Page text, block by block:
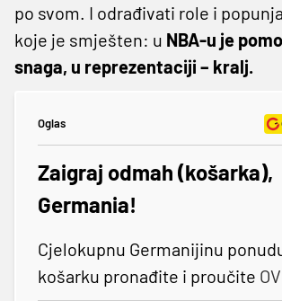
po svom. I odrađivati role i
koje je smješten: u NBA-u je
snaga, u reprezentaciji – kralj.
Oglas
Zaigraj odmah (košarka),
Germania!
Cjelokupnu Germanijinu
košarku pronađite i proučite